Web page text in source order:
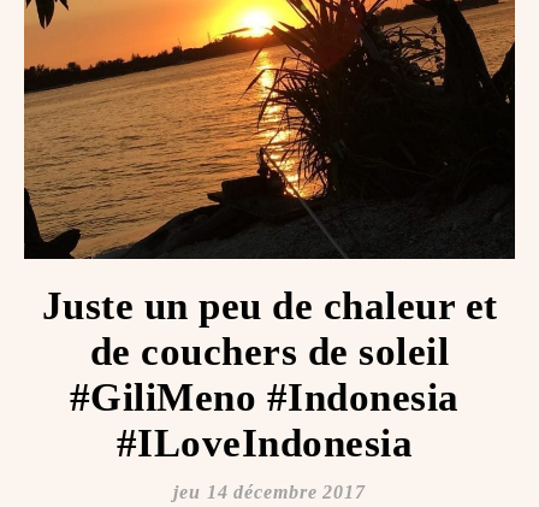
Juste un peu de chaleur et
de couchers de soleil
#GiliMeno #Indonesia ️
#ILoveIndonesia ️
jeu 14 décembre 2017